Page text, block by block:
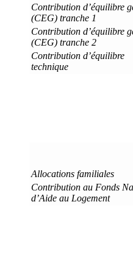
Contribution d’équilibre
(CEG) tranche 1
Contribution d’équilibre
(CEG) tranche 2
Contribution d’équilibre
technique
Allocations familiales
Contribution au Fonds
d’Aide au Logement